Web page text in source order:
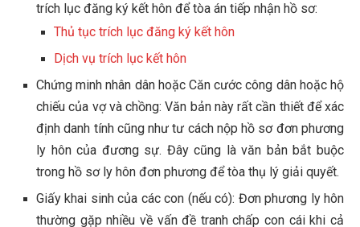
trích lục đăng ký kết hôn để tòa án tiếp nhận hồ sơ:
Thủ tục trích lục đăng ký kết hôn
Dịch vụ trích lục kết hôn
Chứng minh nhân dân hoặc Căn cước công dân hoặc hộ
chiếu của vợ và chồng: Văn bản này rất cần thiết để xác
định danh tính cũng như tư cách nộp hồ sơ đơn phương
ly hôn của đương sự. Đây cũng là văn bản bắt buộc
trong hồ sơ ly hôn đơn phương để tòa thụ lý giải quyết.
Giấy khai sinh của các con (nếu có): Đơn phương ly hôn
thường gặp nhiều về vấn đề tranh chấp con cái khi cả